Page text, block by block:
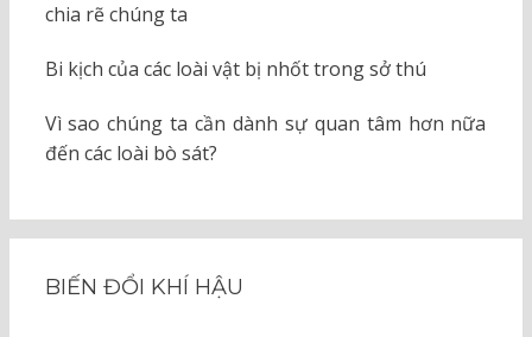
chia rẽ chúng ta
Bi kịch của các loài vật bị nhốt trong sở thú
Vì sao chúng ta cần dành sự quan tâm hơn nữa
đến các loài bò sát?
BIẾN ĐỔI KHÍ HẬU